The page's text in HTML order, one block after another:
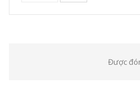
Được